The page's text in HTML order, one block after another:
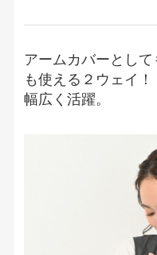
アームカバーとし
も使える２ウェイ
幅広く活躍。